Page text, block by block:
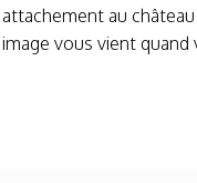
attachement au
image vous vient quand